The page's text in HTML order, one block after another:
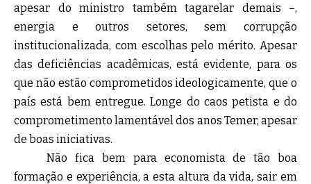
apesar do ministro também tagarelar demais –,
energia e outros setores, sem corrupção
institucionalizada, com escolhas pelo mérito. Apesar
das deficiências acadêmicas, está evidente, para os
que não estão comprometidos ideologicamente, que o
país está bem entregue. Longe do caos petista e do
comprometimento lamentável dos anos Temer, apesar
de boas iniciativas.
Não fica bem para economista de tão boa
formação e experiência, a esta altura da vida, sair em